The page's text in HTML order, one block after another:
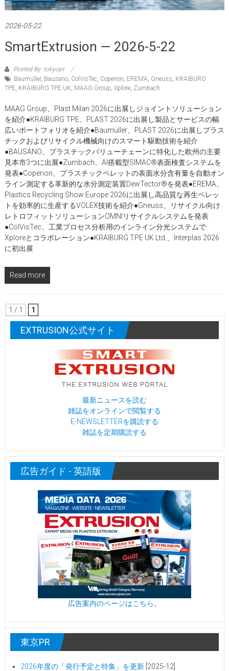
2026-05-22
SmartExtrusion — 2026-5-22
Posted By: tokyopr
Baumüller, Bausano, ColVisTec Coperion EREMA Gneuss KRAIBURG
TPE, KRAIBURG TPE UK MAAG Group Xplore, Zumbach
MAAG Group、Plast Milan 2026に出展しジョイントソリューション
を紹介●KRAIBURG TPE、PLAST 2026に出展し製品とサービスの幅
広いポートフォリオを紹介●Baumüller、PLAST 2026に出展しプラス
チックおよびリサイクル機械向けのスマート駆動技術を紹介
●BAUSANO、プラスチックバリューチェーンに特化した欧州の主要
見本市3つに出展●Zumbach、AI搭載型SIMAC®表面検査システムを
発表●Coperion、プラスチックペレットの表面水分含有量を自動オン
ライン測定する革新的な水分測定装置DewTector®を発表●EREMA、
Plastics Recycling Show Europe 2026に出展し高品質な再生ペレッ
トを効率的に生産するVOLEX技術を紹介●Gneuss、リサイクル向け
レトロフィットソリューションOMNIリサイクルシステムを発表
●ColVisTec、工業プロセス分析用のインライン分光システムで
Xploreとコラボレーション●KRAIBURG TPE UK Ltd.、Interplas 2026
に初出展
Read more
1 / 1 1
EXTRUSION公式サイト
最新ニュースを読む
雑誌をオンラインで閲覧する
E-NEWSLETTERを購読する
雑誌を定期購読する
広告ガイド - 英語版
広告案内のページはこちら。
東京PR
2026年度の「発行予定と特集」を更新[2025-12]